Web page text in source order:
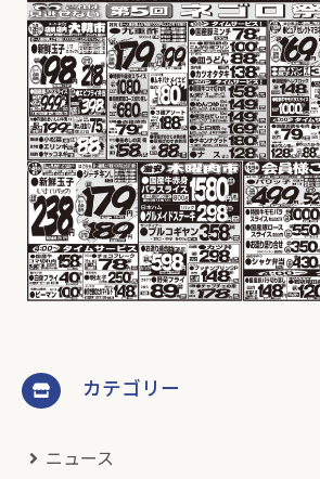
カテゴリー
ニュース